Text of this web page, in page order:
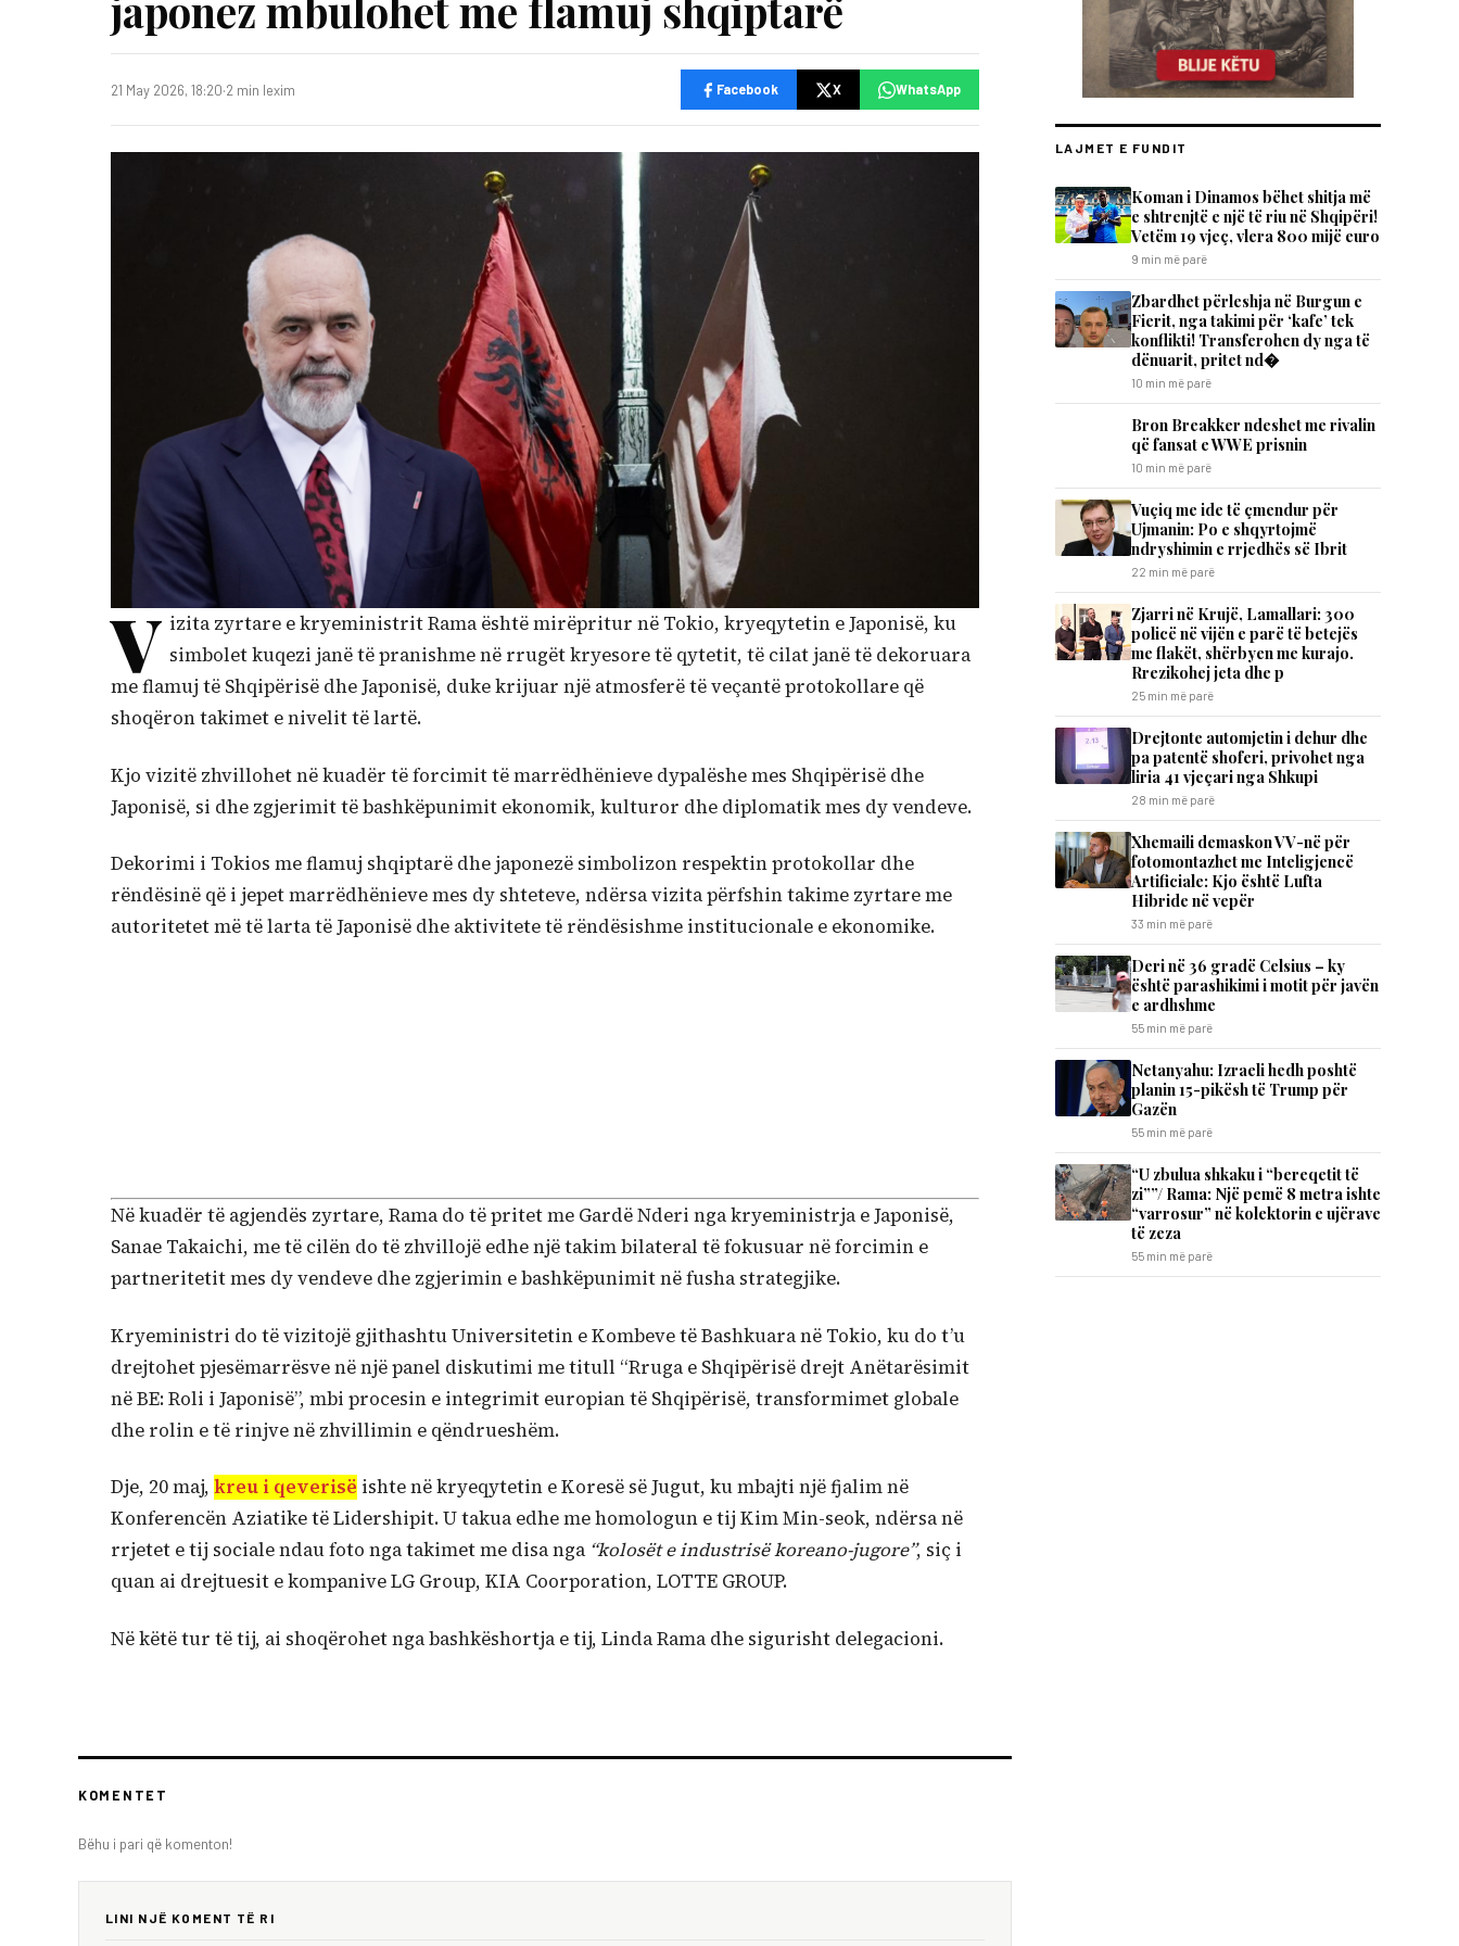
21 May 2026, 18:20·2 min lexim Facebook X WhatsApp
V izita zyrtare e kryeministrit Rama është mirëpritur në Tokio, kryeqytetin e Japonisë, ku
simbolet kuqezi janë të pranishme në rrugët kryesore të qytetit, të cilat janë të dekoruara
me flamuj të Shqipërisë dhe Japonisë, duke krijuar një atmosferë të veçantë protokollare që
shoqëron takimet e nivelit të lartë.
Kjo vizitë zhvillohet në kuadër të forcimit të marrëdhënieve dypalëshe mes Shqipërisë dhe
Japonisë, si dhe zgjerimit të bashkëpunimit ekonomik, kulturor dhe diplomatik mes dy vendeve.
Dekorimi i Tokios me flamuj shqiptarë dhe japonezë simbolizon respektin protokollar dhe
rëndësinë që i jepet marrëdhënieve mes dy shteteve, ndërsa vizita përfshin takime zyrtare me
autoritetet më të larta të Japonisë dhe aktivitete të rëndësishme institucionale e ekonomike.
Në kuadër të agjendës zyrtare, Rama do të pritet me Gardë Nderi nga kryeministrja e Japonisë,
Sanae Takaichi, me të cilën do të zhvillojë edhe një takim bilateral të fokusuar në forcimin e
partneritetit mes dy vendeve dhe zgjerimin e bashkëpunimit në fusha strategjike.
Kryeministri do të vizitojë gjithashtu Universitetin e Kombeve të Bashkuara në Tokio, ku do t’u
drejtohet pjesëmarrësve në një panel diskutimi me titull “Rruga e Shqipërisë drejt Anëtarësimit
në BE: Roli i Japonisë”, mbi procesin e integrimit europian të Shqipërisë, transformimet globale
dhe rolin e të rinjve në zhvillimin e qëndrueshëm.
Dje, 20 maj, kreu i qeverisë ishte në kryeqytetin e Koresë së Jugut, ku mbajti një fjalim në
Konferencën Aziatike të Lidershipit. U takua edhe me homologun e tij Kim Min-seok, ndërsa në
rrjetet e tij sociale ndau foto nga takimet me disa nga “kolosët e industrisë koreano-jugore”, siç i
quan ai drejtuesit e kompanive LG Group, KIA Coorporation, LOTTE GROUP.
Në këtë tur të tij, ai shoqërohet nga bashkëshortja e tij, Linda Rama dhe sigurisht delegacioni.
KOMENTET
Bëhu i pari që komenton!
LINI NJË KOMENT TË RI
LAJMET E FUNDIT
Koman i Dinamos bëhet shitja më
e shtrenjtë e një të riu në Shqipëri!
Vetëm 19 vjeç, vlera 800 mijë euro
9 min më parë
Zbardhet përleshja në Burgun e
Fierit, nga takimi për ‘kafe’ tek
konflikti! Transferohen dy nga të
dënuarit, pritet nd�
10 min më parë
Bron Breakker ndeshet me rivalin
që fansat e WWE prisnin
10 min më parë
​Vuçiq me ide të çmendur për
Ujmanin: Po e shqyrtojmë
ndryshimin e rrjedhës së Ibrit
22 min më parë
Zjarri në Krujë, Lamallari: 300
policë në vijën e parë të betejës
me flakët, shërbyen me kurajo.
Rrezikohej jeta dhe p
25 min më parë
Drejtonte automjetin i dehur dhe
pa patentë shoferi, privohet nga
liria 41 vjeçari nga Shkupi
28 min më parë
Xhemaili demaskon VV-në për
fotomontazhet me Inteligjencë
Artificiale: Kjo është Lufta
Hibride në vepër
33 min më parë
Deri në 36 gradë Celsius – ky
është parashikimi i motit për javën
e ardhshme
55 min më parë
Netanyahu: Izraeli hedh poshtë
planin 15-pikësh të Trump për
Gazën
55 min më parë
“U zbulua shkaku i “bereqetit të
zi””/ Rama: Një pemë 8 metra ishte
“varrosur” në kolektorin e ujërave
të zeza
55 min më parë